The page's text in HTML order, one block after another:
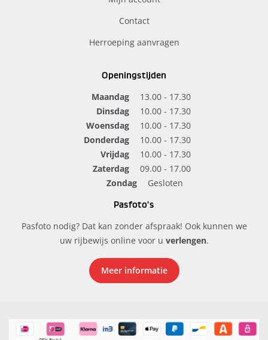
Contact
Herroeping aanvragen
Openingstijden
Maandag
13.00 - 17.30
Dinsdag
10.00 - 17.30
Woensdag
10.00 - 17.30
Donderdag
10.00 - 17.30
Vrijdag
10.00 - 17.30
Zaterdag
09.00 - 17.00
Zondag
Gesloten
Pasfoto's
Pasfoto nodig? Dat kan zonder afspraak! Ook kunnen we
uw rijbewijs online voor u verlengen.
Meer informatie